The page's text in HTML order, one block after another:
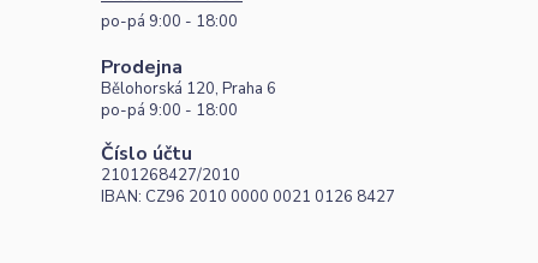
po-pá 9:00 - 18:00
Prodejna
Bělohorská 120, Praha 6
po-pá 9:00 - 18:00
Číslo účtu
2101268427/2010
IBAN: CZ96 2010 0000 0021 0126 8427